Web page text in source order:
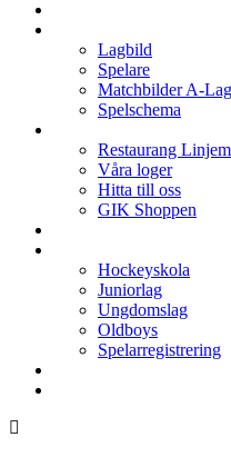
Lagbild
Spelare
Matchbilder A-
Spelschema
Restaurang
Våra loger
Hitta till oss
GIK Shoppen
Hockeyskola
Juniorlag
Ungdomslag
Oldboys
Spelarregistrering